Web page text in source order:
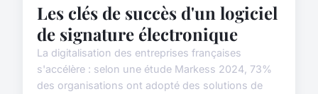
Les clés de succès d'un logiciel
de signature électronique
La digitalisation des entreprises françaises
s'accélère : selon une étude Markess 2024, 73%
des organisations ont adopté des solutions de